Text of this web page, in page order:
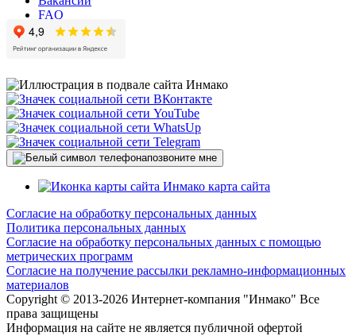
FAQ
позвоните мне
карта сайта
Согласие на обработку персональных данных
Политика персональных данных
Согласие на обработку персональных данных с помощью
метрических программ
Согласие на получение рассылки рекламно-информационных
материалов
Copyright © 2013-2026 Интернет-компания "Инмако" Все
права защищены
Информация на сайте не является публичной офертой